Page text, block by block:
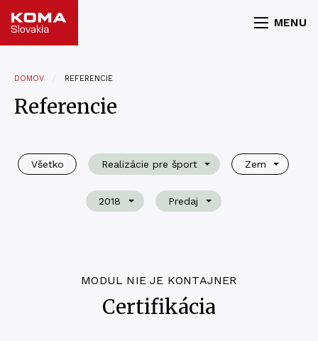
MENU
DOMOV REFERENCIE
Referencie
Všetko Realizácie pre šport Zem
2018 Predaj
MODUL NIE JE KONTAJNER
Certifikácia